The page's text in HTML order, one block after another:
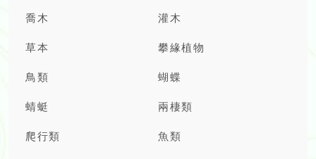
喬木 灌木
草本 攀緣植物
鳥類 蝴蝶
蜻蜓 兩棲類
爬行類 魚類